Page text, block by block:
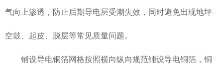
气向上渗透，防止后期导电层受潮失效，同时避免出现地坪
空鼓、起皮、脱层等常见质量问题。
铺设导电铜箔网格按照横向纵向规范铺设导电铜箔，铜